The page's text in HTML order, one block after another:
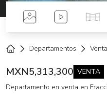
Fotos Videos
Departamentos Venta
MXN5,313,300 VENTA